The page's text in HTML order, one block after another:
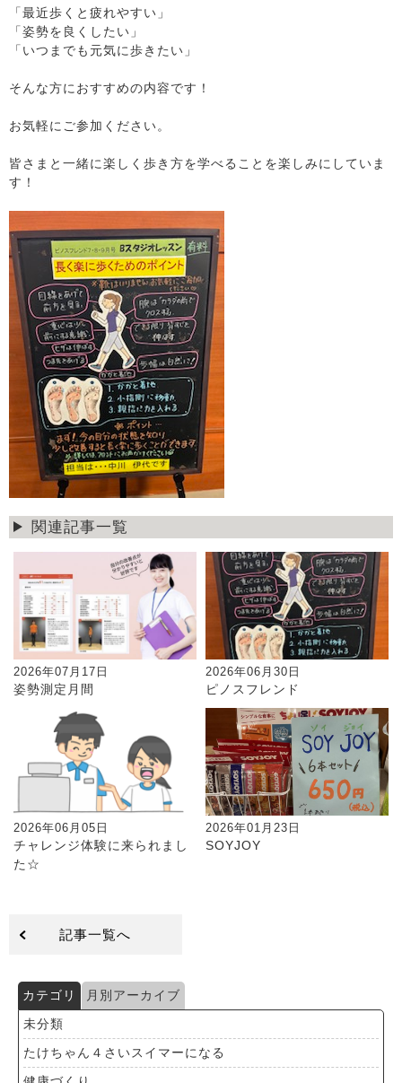
「最近歩くと疲れやすい」
「姿勢を良くしたい」
「いつまでも元気に歩きたい」
そんな方におすすめの内容です！
お気軽にご参加ください。
皆さまと一緒に楽しく歩き方を学べることを楽しみにしていま
す！
関連記事一覧
2026年07月17日
姿勢測定月間
2026年06月30日
ピノスフレンド
2026年06月05日
チャレンジ体験に来られまし
た☆
2026年01月23日
SOYJOY
記事一覧へ
カテゴリ
月別アーカイブ
未分類
たけちゃん４さいスイマーになる